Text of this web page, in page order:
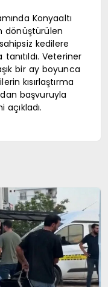
Konyaaltı
dönüştürülen
kedilere
Veteriner
bir ay boyunca
kısırlaştırma
başvuruyla